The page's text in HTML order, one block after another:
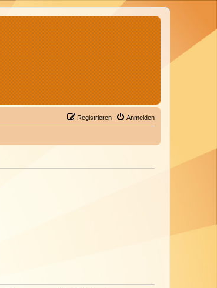
Anmelden
Registrieren